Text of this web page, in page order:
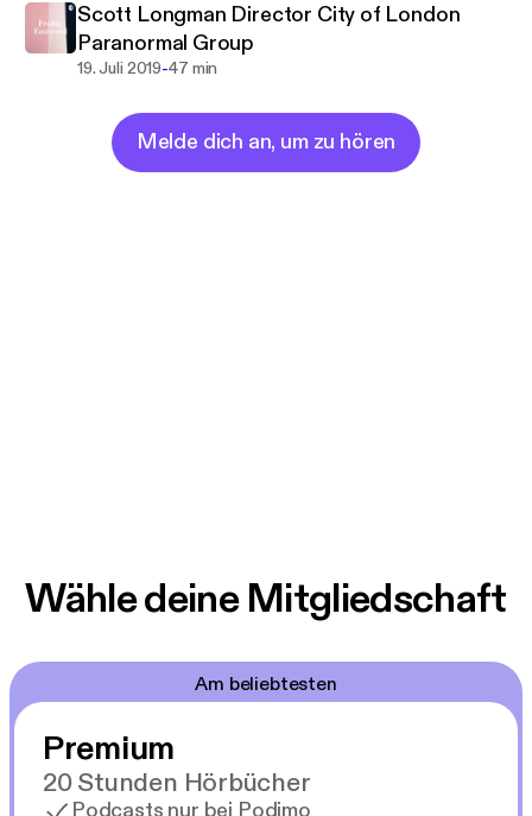
Scott Longman Director City of London
Paranormal Group
19. Juli 2019-47 min
Melde dich an, um zu hören
Wähle deine Mitgliedschaft
Am beliebtesten
Premium
20 Stunden Hörbücher